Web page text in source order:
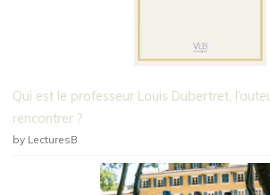
Qui est le professeur Louis Dubertret,
rencontrer ?
by LecturesB